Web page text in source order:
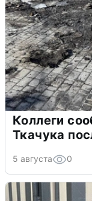
Коллеги
Ткачука
5 августа 0